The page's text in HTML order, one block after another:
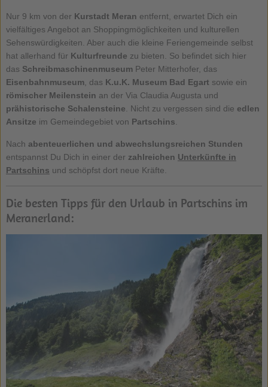
Nur 9 km von der Kurstadt Meran entfernt, erwartet Dich ein
vielfältiges Angebot an Shoppingmöglichkeiten und kulturellen
Sehenswürdigkeiten. Aber auch die kleine Feriengemeinde selbst
hat allerhand für Kulturfreunde zu bieten. So befindet sich hier
das SchreibmaschinenmuseumPeter Mitterhofer, das
Eisenbahnmuseum, das K.u.K. Museum Bad Egart sowie ein
römischer Meilenstein an der Via Claudia Augusta und
prähistorische Schalensteine. Nicht zu vergessen sind die edlen
Ansitze im Gemeindegebiet von Partschins.
Nach abenteuerlichen und abwechslungsreichen Stunden
entspannst Du Dich in einer der zahlreichen Unterkünfte in
Partschins und schöpfst dort neue Kräfte.
Die besten Tipps für den Urlaub in Partschins im
Meranerland: